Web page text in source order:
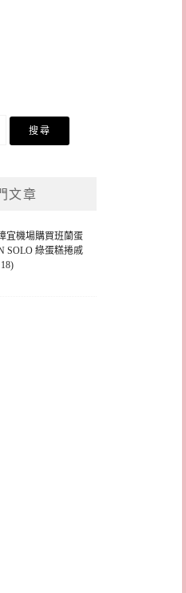
文章
宜機場購買班蘭蛋
SOLO 綠蛋糕捲戚